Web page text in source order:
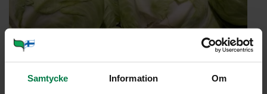
Samtycke Information Om